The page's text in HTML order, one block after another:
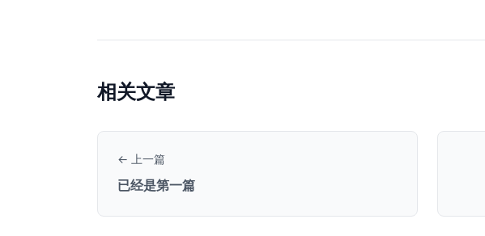
相关文章
← 上一篇
已经是第一篇